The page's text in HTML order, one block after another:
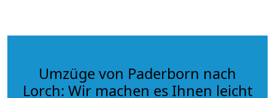
Umzüge von Paderborn nach
Lorch: Wir machen es Ihnen leicht